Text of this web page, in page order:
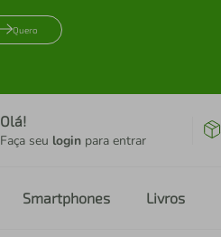
Quero
Olá!
Faça seu login para entrar
Smartphones Livros